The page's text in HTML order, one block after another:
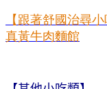
【跟著舒國治尋
真黃牛肉麵館